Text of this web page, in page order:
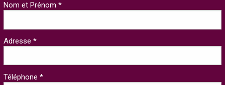
Nom et Prénom *
Adresse *
Téléphone *